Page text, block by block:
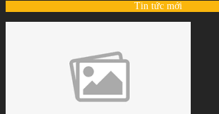
Tin tức mới